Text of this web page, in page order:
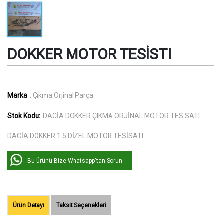
DOKKER MOTOR TESİSTI
Marka : Çıkma Orjinal Parça
Stok Kodu: DACİA DOKKER ÇIKMA ORJİNAL MOTOR TESİSATI
DACİA DOKKER 1.5 DİZEL MOTOR TESİSATI
Bu Ürünü Bize Whatsapp'tan Sorun
Ürün Detayı Taksit Seçenekleri